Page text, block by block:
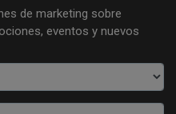
de marketing sobre
eventos y nuevos